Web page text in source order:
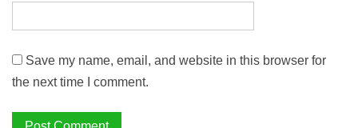
Save my name, email, and website in this browser for
the next time I comment.